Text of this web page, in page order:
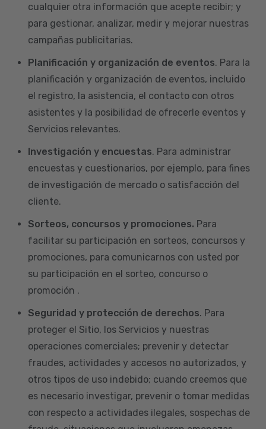
cualquier otra información que acepte recibir; y
para gestionar, analizar, medir y mejorar nuestras
campañas publicitarias.
Planificación y organización de eventos. Para la
planificación y organización de eventos, incluido
el registro, la asistencia, el contacto con otros
asistentes y la posibilidad de ofrecerle eventos y
Servicios relevantes.
Investigación y encuestas. Para administrar
encuestas y cuestionarios, por ejemplo, para fines
de investigación de mercado o satisfacción del
cliente.
Sorteos, concursos y promociones. Para
facilitar su participación en sorteos, concursos y
promociones, para comunicarnos con usted por
su participación en el sorteo, concurso o
promoción .
Seguridad y protección de derechos. Para
proteger el Sitio, los Servicios y nuestras
operaciones comerciales; prevenir y detectar
fraudes, actividades y accesos no autorizados, y
otros tipos de uso indebido; cuando creemos que
es necesario investigar, prevenir o tomar medidas
con respecto a actividades ilegales, sospechas de